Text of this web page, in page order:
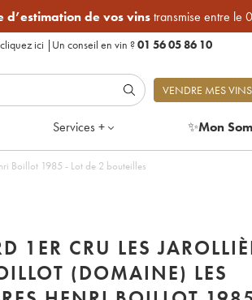
de vos vinstransmise entre le
cliquez ici | Un conseil en vin ?01 56 05 86 10
VENDRE MES VINS
Services + ✨Mon
Boillot 1985 - Lot de 2 bouteilles
1ER CRU LES
(DOMAINE) LES